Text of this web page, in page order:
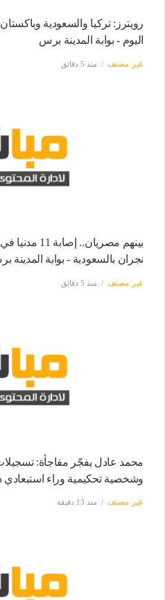
رويترز: تركيا والسعودية
اليوم - بوابة المدينة برس
غير مصنف منذ 5 دقائق
بينهم
نجران بالسعودية - بوابة المدينة
غير مصنف منذ 5 دقائق
محمد عادل يفجّر مفاجأة:
وشخصية تحكيمية وراء استبعادي
غير مصنف منذ 13 دقيقة